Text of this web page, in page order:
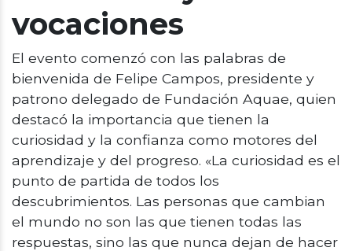
vocaciones
El evento comenzó con las palabras de
bienvenida de Felipe Campos, presidente y
patrono delegado de Fundación Aquae, quien
destacó la importancia que tienen la
curiosidad y la confianza como motores del
aprendizaje y del progreso. «La curiosidad es el
punto de partida de todos los
descubrimientos. Las personas que cambian
el mundo no son las que tienen todas las
respuestas, sino las que nunca dejan de hacer